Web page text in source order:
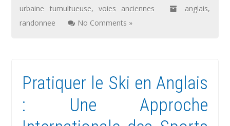
urbaine tumultueuse, voies anciennes anglais,
randonnee
No Comments »
Pratiquer le Ski en Anglais
: Une Approche